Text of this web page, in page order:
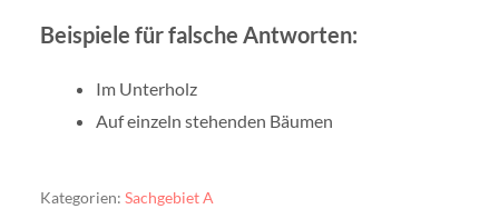
Beispiele für falsche Antworten:
Im Unterholz
Auf einzeln stehenden Bäumen
Kategorien: Sachgebiet A